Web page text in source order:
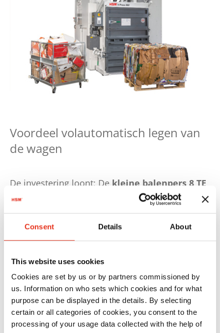
Consent Details About
This website uses cookies
Cookies are set by us or by partners commissioned by
us. Information on who sets which cookies and for what
purpose can be displayed in the details. By selecting
certain or all categories of cookies, you consent to the
processing of your usage data collected with the help of
Voordeel volautomatisch legen van
de wagen
De investering loont: De kleine balenpers 8 TE
zal reeds na 0,6 jaar afgeschreven zijn. Bij de
HSMV-Press 860 TimeSavezal het in verband
met de hogere aanschaf- fingswaarde langer
duren, maar hier geldt vooral het
bepalend is. Door de automatische vulling
verlopen de interne processen nog efficiënter
en omdat ook nog het vaak openen van de
roldeuren tot het aanleveren van kartonafval
vervalt, is het verlies van energie ook daar sterk